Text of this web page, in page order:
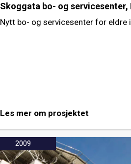
Skoggata bo- og servicesenter,
Nytt bo- og servicesenter for eldre
Les mer om prosjektet
2009